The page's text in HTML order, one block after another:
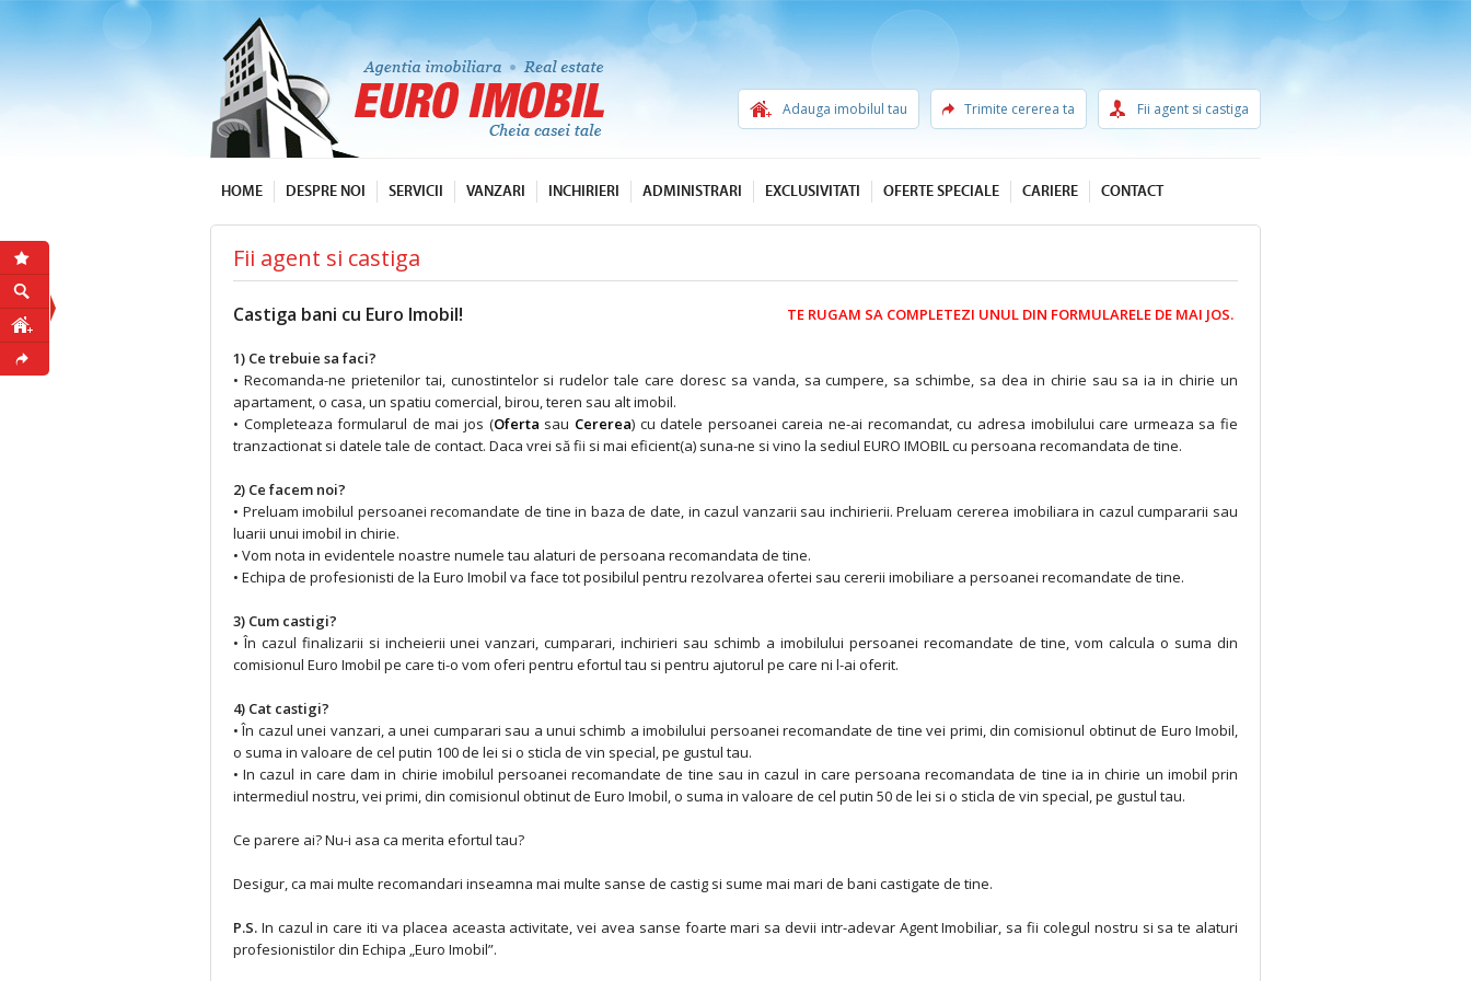
Adauga imobilul tau Trimite cererea ta Fii agent si castiga
HOME DESPRE NOI SERVICII VANZARI INCHIRIERI ADMINISTRARI EXCLUSIVITATI OFERTE SPECIALE CARIERE CONTACT
Fii agent si castiga
Castiga bani cu Euro Imobil! TE RUGAM SA COMPLETEZI UNUL DIN FORMULARELE DE MAI JOS.
1) Ce trebuie sa faci?
• Recomanda-ne prietenilor tai, cunostintelor si rudelor tale care doresc sa vanda, sa cumpere, sa schimbe, sa dea in chirie sau sa ia in chirie un
apartament, o casa, un spatiu comercial, birou, teren sau alt imobil.
• Completeaza formularul de mai jos (Oferta sau Cererea) cu datele persoanei careia ne-ai recomandat, cu adresa imobilului care urmeaza sa fie
tranzactionat si datele tale de contact. Daca vrei să fii si mai eficient(a) suna-ne si vino la sediul EURO IMOBIL cu persoana recomandata de tine.
2) Ce facem noi?
• Preluam imobilul persoanei recomandate de tine in baza de date, in cazul vanzarii sau inchirierii. Preluam cererea imobiliara in cazul cumpararii sau
luarii unui imobil in chirie.
• Vom nota in evidentele noastre numele tau alaturi de persoana recomandata de tine.
• Echipa de profesionisti de la Euro Imobil va face tot posibilul pentru rezolvarea ofertei sau cererii imobiliare a persoanei recomandate de tine.
3) Cum castigi?
• În cazul finalizarii si incheierii unei vanzari, cumparari, inchirieri sau schimb a imobilului persoanei recomandate de tine, vom calcula o suma din
comisionul Euro Imobil pe care ti-o vom oferi pentru efortul tau si pentru ajutorul pe care ni l-ai oferit.
4) Cat castigi?
• În cazul unei vanzari, a unei cumparari sau a unui schimb a imobilului persoanei recomandate de tine vei primi, din comisionul obtinut de Euro Imobil,
o suma in valoare de cel putin 100 de lei si o sticla de vin special, pe gustul tau.
• In cazul in care dam in chirie imobilul persoanei recomandate de tine sau in cazul in care persoana recomandata de tine ia in chirie un imobil prin
intermediul nostru, vei primi, din comisionul obtinut de Euro Imobil, o suma in valoare de cel putin 50 de lei si o sticla de vin special, pe gustul tau.
Ce parere ai? Nu-i asa ca merita efortul tau?
Desigur, ca mai multe recomandari inseamna mai multe sanse de castig si sume mai mari de bani castigate de tine.
P.S. In cazul in care iti va placea aceasta activitate, vei avea sanse foarte mari sa devii intr-adevar Agent Imobiliar, sa fii colegul nostru si sa te alaturi
profesionistilor din Echipa „Euro Imobil”.